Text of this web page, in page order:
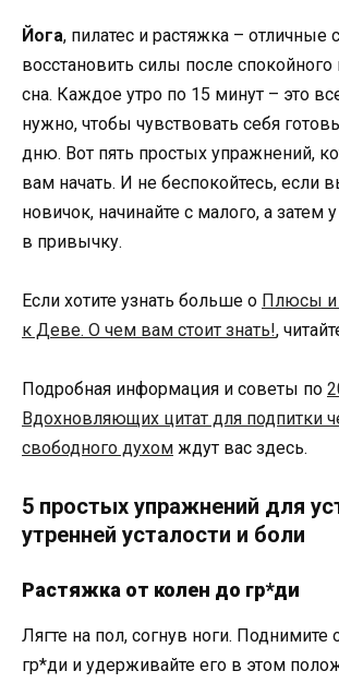
Йога, пилатес и растяжка – отличные
восстановить силы после спокойного
сна. Каждое утро по 15 минут – это
нужно, чтобы чувствовать себя
дню. Вот пять простых упражнений,
вам начать. И не беспокойтесь, если
новичок, начинайте с малого, а затем
в привычку.
Если хотите узнать больше о Плюсы и
к Деве. О чем вам стоит знать!,
Подробная информация и советы по
Вдохновляющих цитат для подпитки
свободного духом ждут вас здесь.
5 простых упражнений для
утренней усталости и боли
Растяжка от колен до гр*ди
Лягте на пол, согнув ноги. Поднимите
гр*ди и удерживайте его в этом